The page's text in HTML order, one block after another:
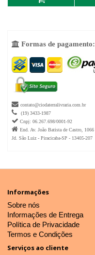
 Formas de pagamento:
 contato@ciodaterralivraria.com.br
 (19) 3433-1987
 Cnpj: 06.267.698/0001-92
 End. Av. João Batista de Castro, 1066
Jd. São Luiz - Piracicaba-SP - 13405-207
Informações
Sobre nós
Informações de Entrega
Política de Privacidade
Termos e Condições
Serviços ao cliente